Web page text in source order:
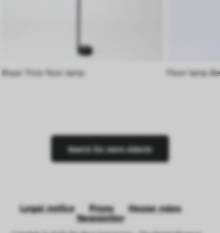
Rope Trick floor lamp Floor lamp
Search for more objects
Legal notice Press
House rules
Newsletter